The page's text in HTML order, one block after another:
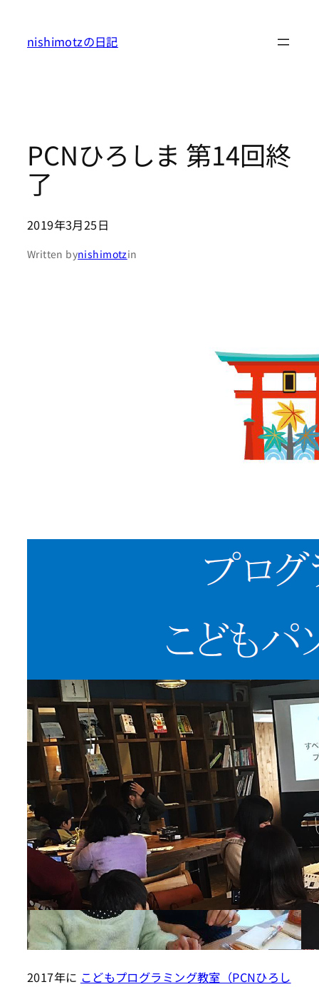
nishimotzの日記
PCNひろしま 第14回終
了
2019年3月25日
Written bynishimotzin
2017年に こどもプログラミング教室（PCNひろし